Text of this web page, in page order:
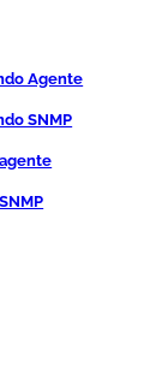
Agente
SNMP